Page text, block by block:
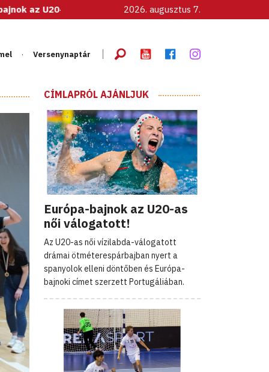
válogatott! 2026. augusztus 7.
Versenynaptár
CÍMLAPRÓL AJÁNLJUK
Európa-bajnok az U20-as
női válogatott!
Az U20-as női vízilabda-válogatott
drámai ötméterespárbajban nyert a
spanyolok elleni döntőben és Európa-
bajnoki címet szerzett Portugáliában.